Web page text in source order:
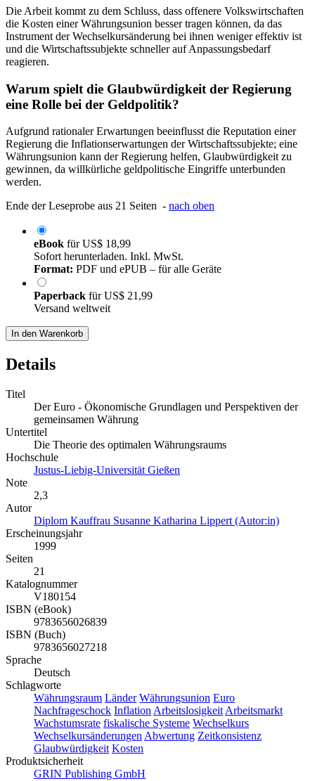
Die Arbeit kommt zu dem Schluss, dass offenere Volkswirtschaften
die Kosten einer Währungsunion besser tragen können, da das
Instrument der Wechselkursänderung bei ihnen weniger effektiv ist
und die Wirtschaftssubjekte schneller auf Anpassungsbedarf
reagieren.
Warum spielt die Glaubwürdigkeit der Regierung
eine Rolle bei der Geldpolitik?
Aufgrund rationaler Erwartungen beeinflusst die Reputation einer
Regierung die Inflationserwartungen der Wirtschaftssubjekte; eine
Währungsunion kann der Regierung helfen, Glaubwürdigkeit zu
gewinnen, da willkürliche geldpolitische Eingriffe unterbunden
werden.
Ende der Leseprobe aus 21 Seiten - nach oben
eBook fürUS$ 18,99
Sofort herunterladen. Inkl. MwSt.
Format: PDF und ePUB – für alle Geräte
Paperback fürUS$ 21,99
Versand weltweit
In den Warenkorb
Details
Titel
Der Euro - Ökonomische Grundlagen und Perspektiven der
gemeinsamen Währung
Untertitel
Die Theorie des optimalen Währungsraums
Hochschule
Justus-Liebig-Universität Gießen
Note
2,3
Autor
Diplom Kauffrau Susanne Katharina Lippert (Autor:in)
Erscheinungsjahr
1999
Seiten
21
Katalognummer
V180154
ISBN (eBook)
9783656026839
ISBN (Buch)
9783656027218
Sprache
Deutsch
Schlagworte
Währungsraum Länder Währungsunion Euro
Nachfrageschock Inflation Arbeitslosigkeit Arbeitsmarkt
Wachstumsrate fiskalische Systeme Wechselkurs
Wechselkursänderungen Abwertung Zeitkonsistenz
Glaubwürdigkeit Kosten
Produktsicherheit
GRIN Publishing GmbH